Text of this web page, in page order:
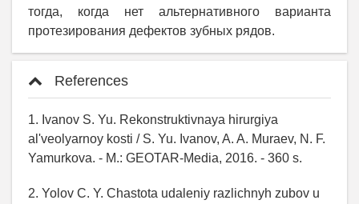
тогда, когда нет альтернативного варианта
протезирования дефектов зубных рядов.
References
1. Ivanov S. Yu. Rekonstruktivnaya hirurgiya
al'veolyarnoy kosti / S. Yu. Ivanov, A. A. Muraev, N. F.
Yamurkova. - M.: GEOTAR-Media, 2016. - 360 s.
2. Yolov C. Y. Chastota udaleniy razlichnyh zubov u